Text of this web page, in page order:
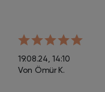
19.08.24, 14:10
Von Ömür K.